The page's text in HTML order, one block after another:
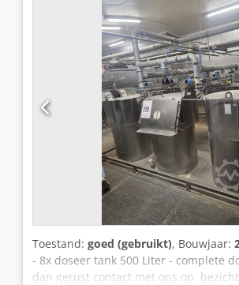
Toestand: goed (gebruikt), Bouwjaar:
- 8x doseer tank 500 Liter - complete
dan gerust contact met ons op.